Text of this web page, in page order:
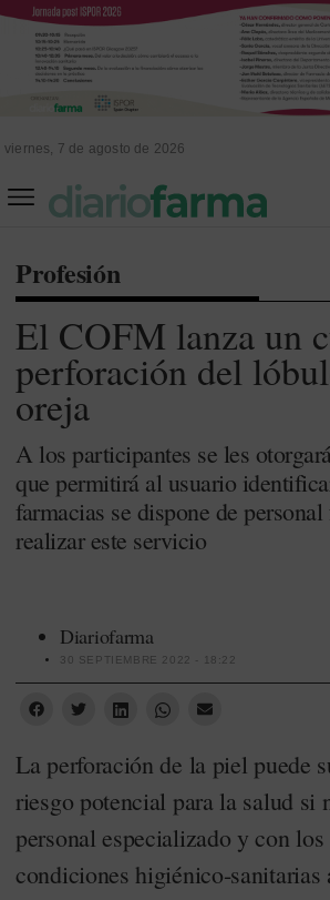
viernes, 7 de agosto de 2026
Profesión
El COFM lanza un
perforación del
oreja
A los participantes se les
que permitirá al usuario
farmacias se dispone de
realizar este servicio
Diariofarma
30 SEPTIEMBRE 2022 - 18:22
La perforación de la piel puede
riesgo potencial para la salud si
personal especializado y con
condiciones higiénico-sanitarias